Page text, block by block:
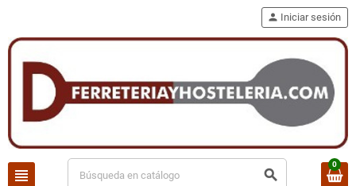
view_headline search
person Iniciar sesión
0